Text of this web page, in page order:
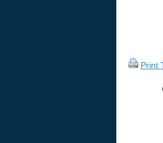
Print